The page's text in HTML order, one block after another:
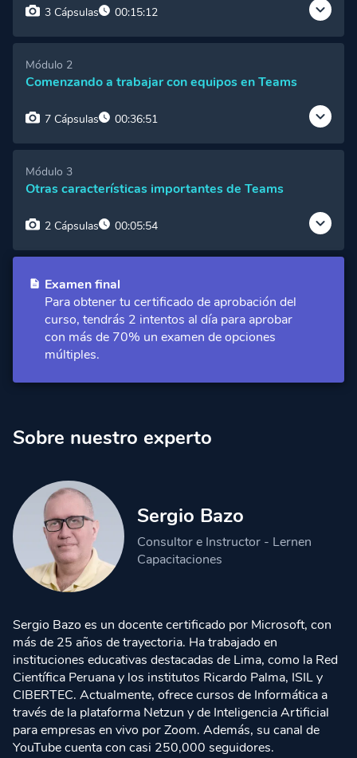
3 Cápsulas 00:15:12
sirve?
Teams
Acceso Premium
Módulo 2
Comenzando a trabajar con equipos en Teams
7 Cápsulas 00:36:51
de trabajo
equipo de trabajo
Acceso Premium
canal
Cápsula 4:Programar una reunión en un canal Acceso Premium
Cápsula 5:Herramientas dentro de una
Cápsula 7:Asignación de tareas
Módulo 3
Otras características importantes de Teams
2 Cápsulas 00:05:54
Cápsula 2:Videollamadas o llamadas de
audio
Acceso Premium
Examen final
Para obtener tu certificado de aprobación del
curso, tendrás 2 intentos al día para aprobar
con más de 70% un examen de opciones
múltiples.
Sobre nuestro experto
Sergio Bazo
Consultor e Instructor - Lernen
Capacitaciones
Sergio Bazo es un docente certificado por Microsoft, con
más de 25 años de trayectoria. Ha trabajado en
instituciones educativas destacadas de Lima, como la Red
Científica Peruana y los institutos Ricardo Palma, ISIL y
CIBERTEC. Actualmente, ofrece cursos de Informática a
través de la plataforma Netzun y de Inteligencia Artificial
para empresas en vivo por Zoom. Además, su canal de
YouTube cuenta con casi 250,000 seguidores.